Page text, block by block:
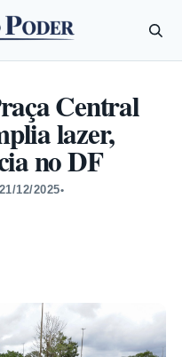
Central
lazer,
no DF
21/12/2025•